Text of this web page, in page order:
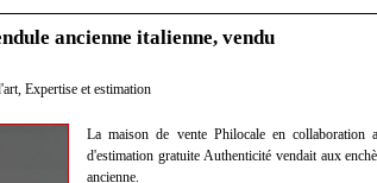
ancienne italienne, vendu
, Expertise et estimation
La maison de vente Philocale en collaboration
d'estimation gratuite Authenticité vendait aux
ancienne.